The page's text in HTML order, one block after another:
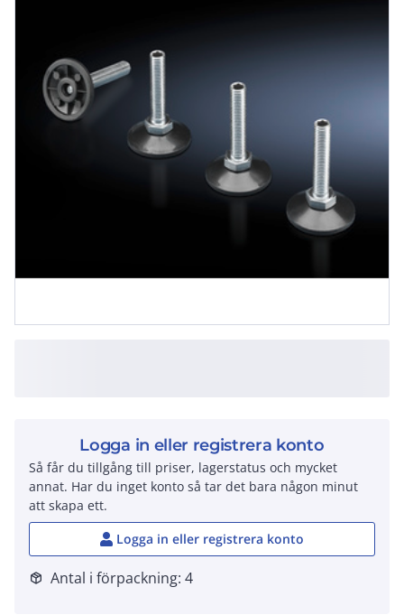
Logga in eller registrera konto
Så får du tillgång till priser, lagerstatus och mycket
annat. Har du inget konto så tar det bara någon minut
att skapa ett.
Logga in eller registrera konto
package_2 Antal i förpackning: 4